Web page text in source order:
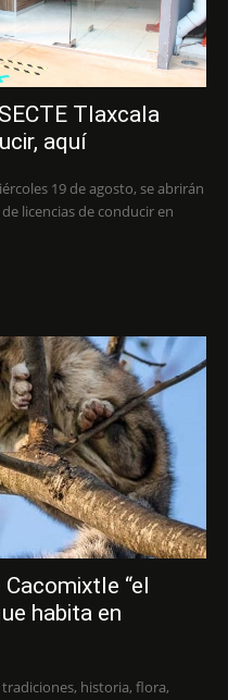
Tlaxcala
aquí
19 de agosto, se abrirán
licencias de conducir en
“el
habita en
historia, flora,